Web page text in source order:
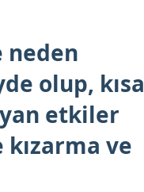
neden
olup, kısa
etkiler
kızarma ve